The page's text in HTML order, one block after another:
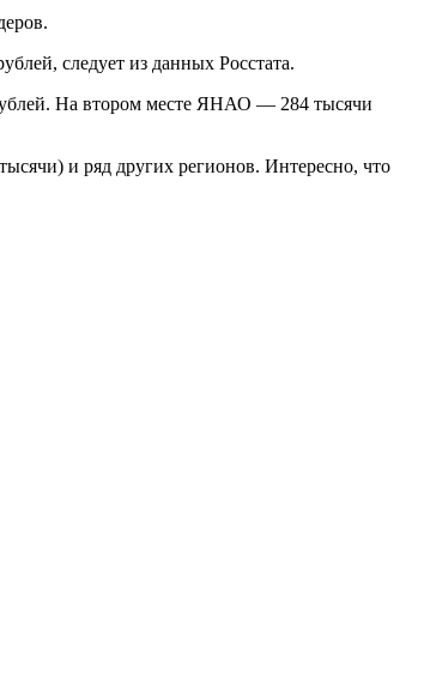
следует из данных Росстата.
На втором месте ЯНАО — 284 тысячи
и ряд других регионов. Интересно, что